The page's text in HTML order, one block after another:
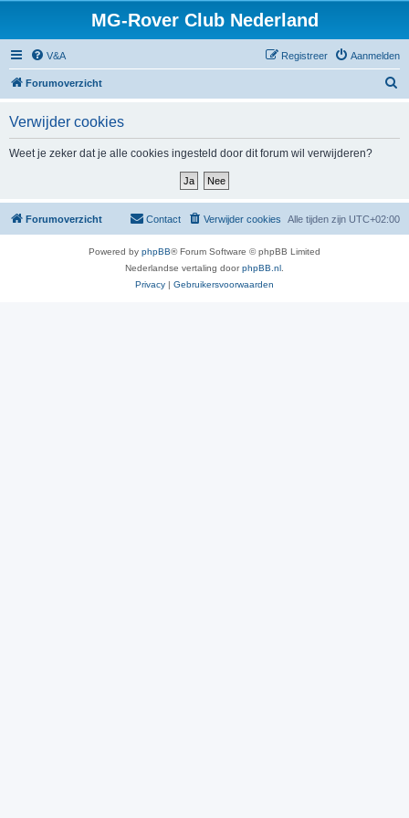
MG-Rover Club Nederland
V&A Aanmelden
Registreer
Forumoverzicht
Verwijder cookies
Weet je zeker dat je alle cookies ingesteld door dit forum wil verwijderen?
Forumoverzicht Alle tijden zijn UTC+02:00
Verwijder cookies
Contact
Powered by phpBB® Forum Software © phpBB Limited
Nederlandse vertaling doorphpBB.nl
Privacy | Gebruikersvoorwaarden